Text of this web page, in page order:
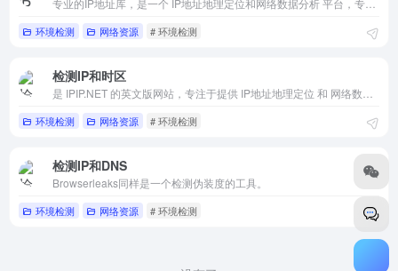
环境检测 网络资源 # 环境检测
检测IP和时区
环境检测 网络资源 # 环境检测
检测IP和DNS
Browserleaks同样是一个检测伪装度的工具。
环境检测 网络资源 # 环境检测